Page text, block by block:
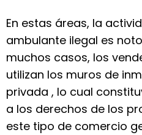
En estas áreas, la
ambulante ilegal es
muchos casos, los
utilizan los muros de
privada , lo cual
a los derechos de los
este tipo de comercio